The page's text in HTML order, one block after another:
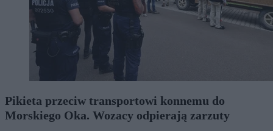
Pikieta przeciw transportowi konnemu do
Morskiego Oka. Wozacy odpierają zarzuty